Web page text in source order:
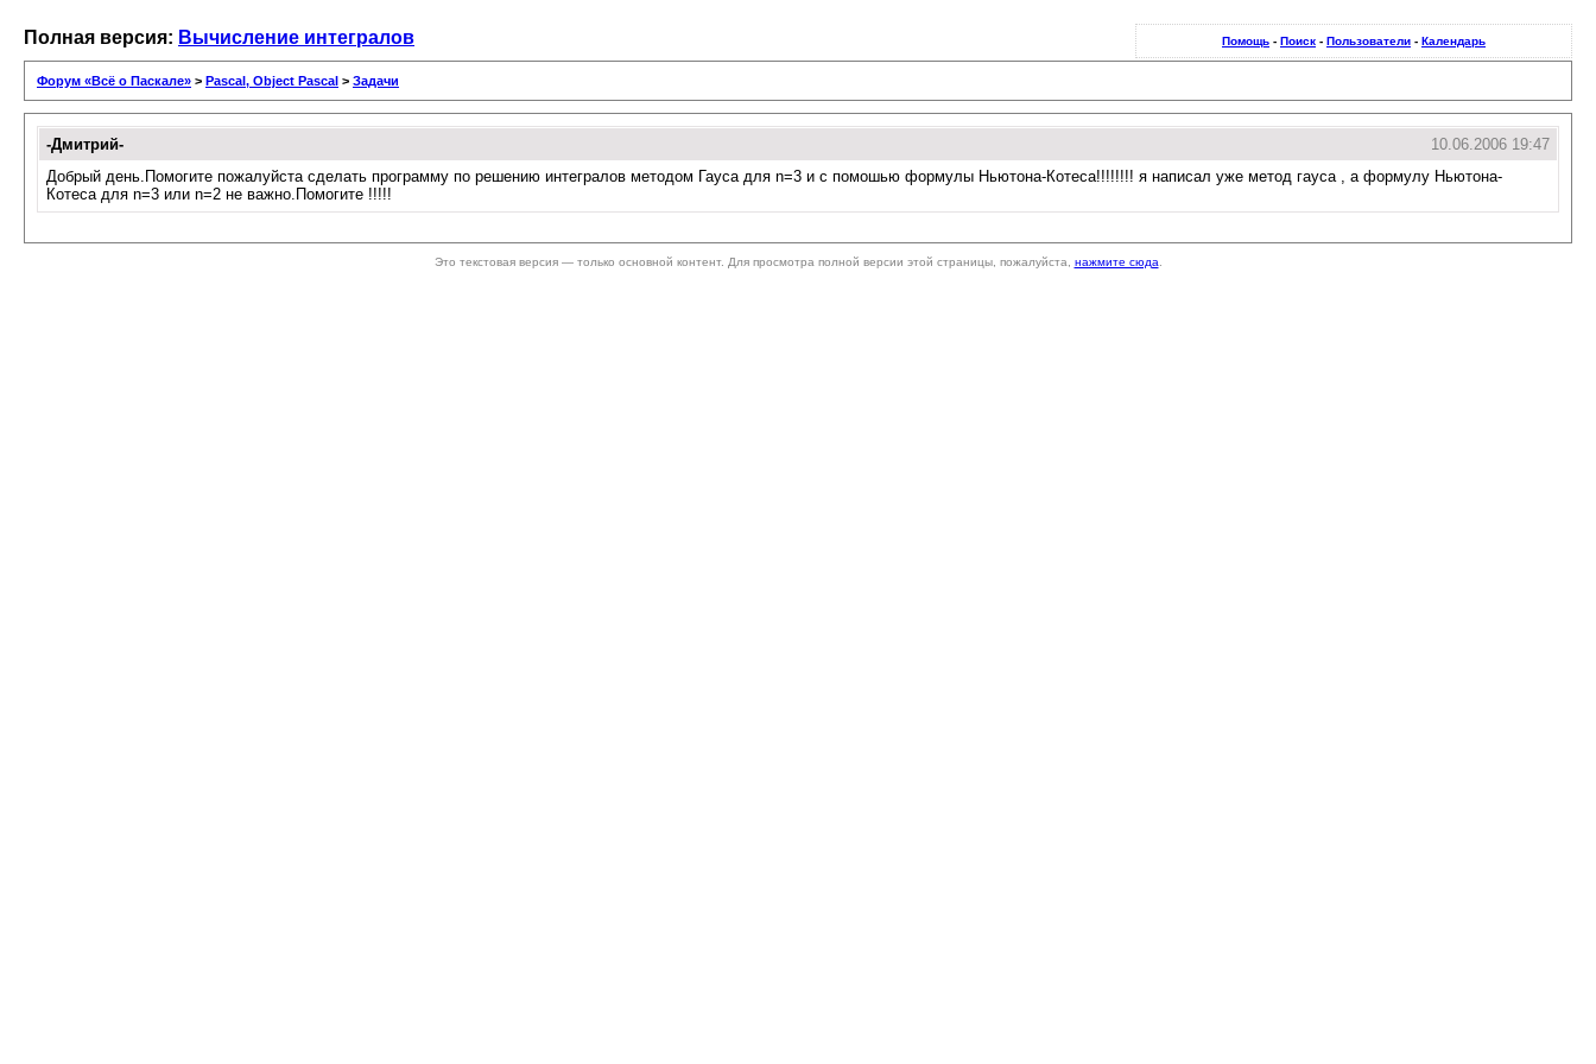
Помощь - Поиск - Пользователи - Календарь
Полная версия: Вычисление интегралов
Форум «Всё о Паскале» > Pascal, Object Pascal > Задачи
-Дмитрий-
10.06.2006 19:47
Добрый день.Помогите пожалуйста сделать программу по решению интегралов методом Гауса для n=3 и с помошью формулы Ньютона-Котеса!!!!!!!! я написал уже метод гауса , а формулу Ньютона-
Котеса для n=3 или n=2 не важно.Помогите !!!!!
Это текстовая версия — только основной контент. Для просмотра полной версии этой страницы, пожалуйста, нажмите сюда